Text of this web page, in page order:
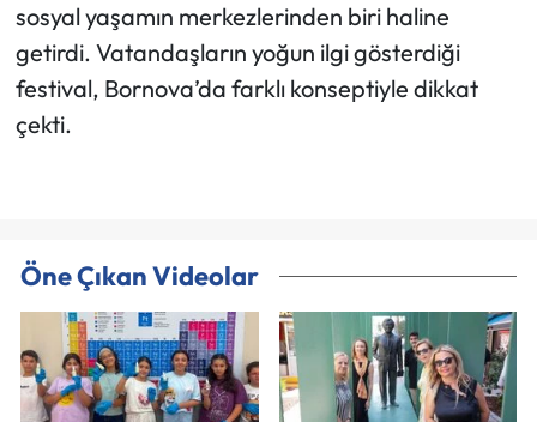
sosyal yaşamın merkezlerinden biri haline
getirdi. Vatandaşların yoğun ilgi gösterdiği
festival, Bornova’da farklı konseptiyle dikkat
çekti.
Öne Çıkan Videolar